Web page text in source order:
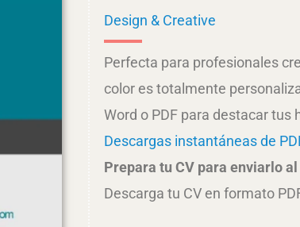
Design & Creative
Perfecta para profesionales
color es totalmente
Word o PDF para destacar
Descargas instantáneas de
Prepara tu CV para enviarlo
Descarga tu CV en formato